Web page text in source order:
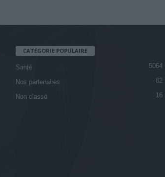
CATÉGORIE POPULAIRE
Santé 5064
Nos partenaires 82
Non classé 16